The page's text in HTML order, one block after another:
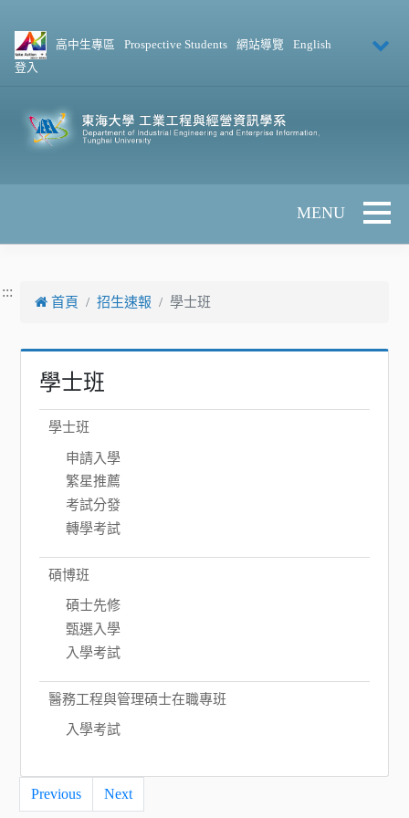
高中生專區 Prospective Students 網站導覽
English
登入
Toggle
:::
首頁 招生速報 學士班
學士班
學士班
申請入學
繁星推薦
考試分發
轉學考試
碩博班
碩士先修
甄選入學
入學考試
醫務工程與管理碩士在職專班
入學考試
Previous Next